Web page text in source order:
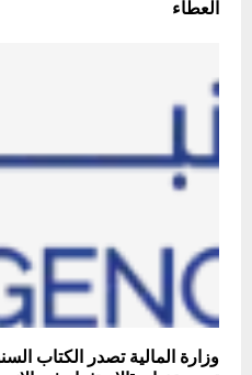
العطاء